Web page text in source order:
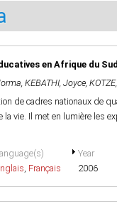
en Afrique du
, KEBATHI, Joyce,
de cadres nationaux de
la vie. Il met en lumière les
, Français
Year
2006